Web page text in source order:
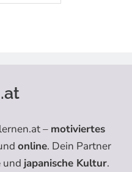
– motiviertes
online. Dein Partner
und japanische Kultur.